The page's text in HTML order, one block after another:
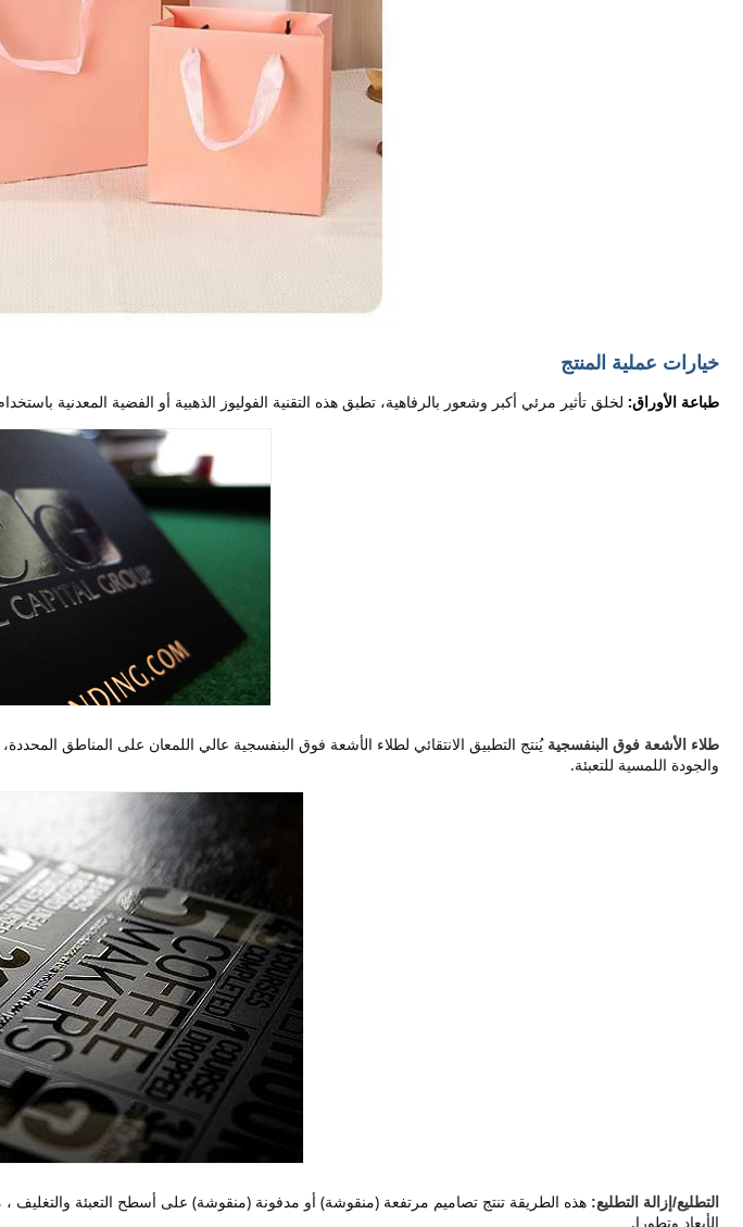
خيارات عملية المنتج
طباعة الأوراق: لخلق تأثير مرئي أكبر وشعور بالرفاهية، تطبق هذه التقنية الفوليوز الذهبية أو الفضية المعدنية
طلاء الأشعة فوق البنفسجية
والجودة اللمسية للتعبئة.
التطليع/إزالة التطليع:
الأبعاد وتطورا.